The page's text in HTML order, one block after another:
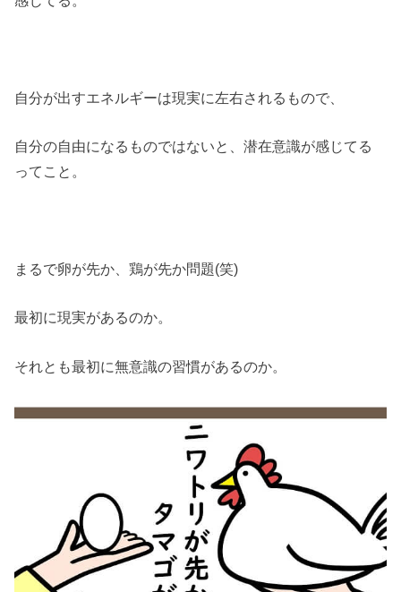
自分が出すエネルギーは現実に左右されるもので、
自分の自由になるものではないと、潜在意識が感じてる
ってこと。
まるで卵が先か、鶏が先か問題(笑)
最初に現実があるのか。
それとも最初に無意識の習慣があるのか。